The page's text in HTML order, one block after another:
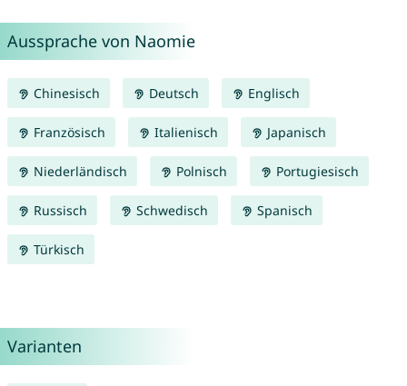
Aussprache von Naomie
Chinesisch Deutsch Englisch
Französisch Italienisch Japanisch
Niederländisch Polnisch Portugiesisch
Russisch Schwedisch Spanisch
Türkisch
Varianten